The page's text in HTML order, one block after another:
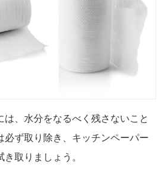
、水分をなるべく残さないこと
必ず取り除き、キッチンペーパー
取りましょう。